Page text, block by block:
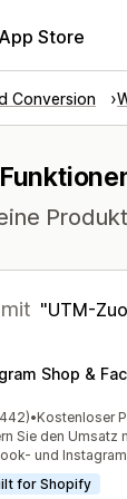
Store
Conversion
UTM-
Shop &
5 Sternen
•Kostenloser
Sie den Umsatz
und
for Shopify